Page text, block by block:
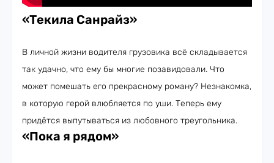
«Текила Санрайз»
В личной жизни водителя грузовика всё складывается
так удачно, что ему бы многие позавидовали. Что
может помешать его прекрасному роману? Незнакомка,
в которую герой влюбляется по уши. Теперь ему
придётся выпутываться из любовного треугольника.
«Пока я рядом»